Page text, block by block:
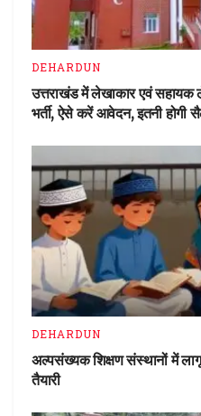
DEHARDUN
उत्तराखंड में लेखाकार एवं सहायक
भर्ती, ऐसे करें आवेदन, इतनी होगी
DEHARDUN
अल्पसंख्यक शिक्षण संस्थानों में
तैयारी